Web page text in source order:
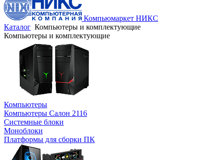
Компьюмаркет НИКС
Каталог Компьютеры и комплектующие
Компьютеры и комплектующие
Компьютеры
Компьютеры Салон 2116
Системные блоки
Моноблоки
Платформы для сборки ПК